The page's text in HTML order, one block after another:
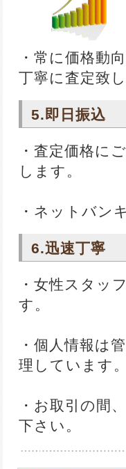
・常に価格動
丁寧に査定致
5.即日振込
・査定価格に
します。
・ネットバン
6.迅速丁寧
・女性スタッ
す。
・個人情報は
理しています
・お取引の間
下さい。